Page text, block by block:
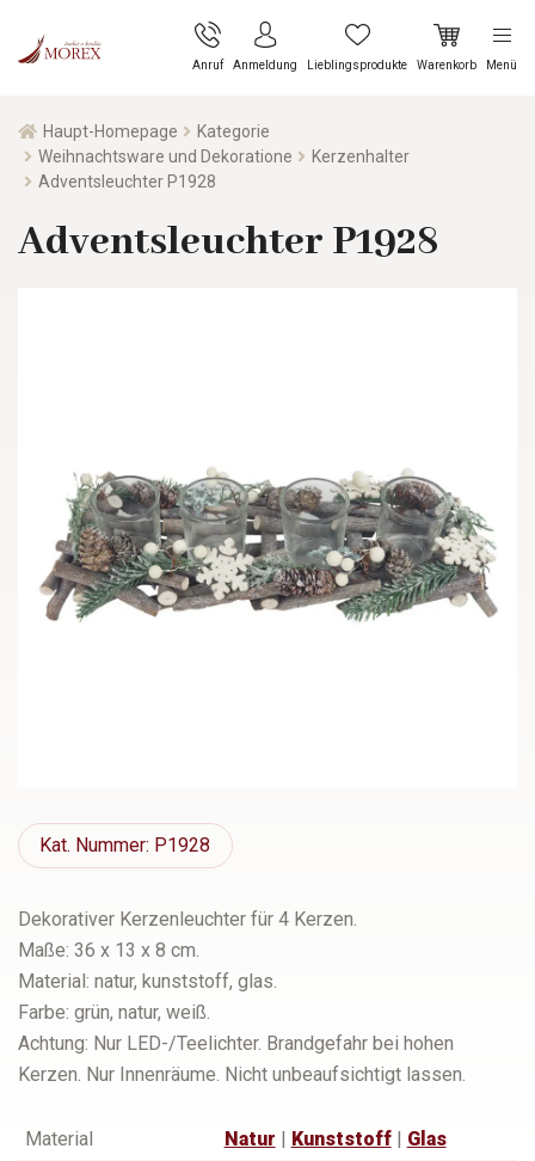
Anruf Anmeldung Lieblingsprodukte Warenkorb Menü
Haupt-Homepage
Kategorie
Weihnachtsware und Dekoratione
Kerzenhalter
Adventsleuchter P1928
Adventsleuchter P1928
Kat. Nummer: P1928
Dekorativer Kerzenleuchter für 4 Kerzen.
Maße: 36 x 13 x 8 cm.
Material: natur, kunststoff, glas.
Farbe: grün, natur, weiß.
Achtung: Nur LED-/Teelichter. Brandgefahr bei hohen
Kerzen. Nur Innenräume. Nicht unbeaufsichtigt lassen.
Material Natur Kunststoff| Glas